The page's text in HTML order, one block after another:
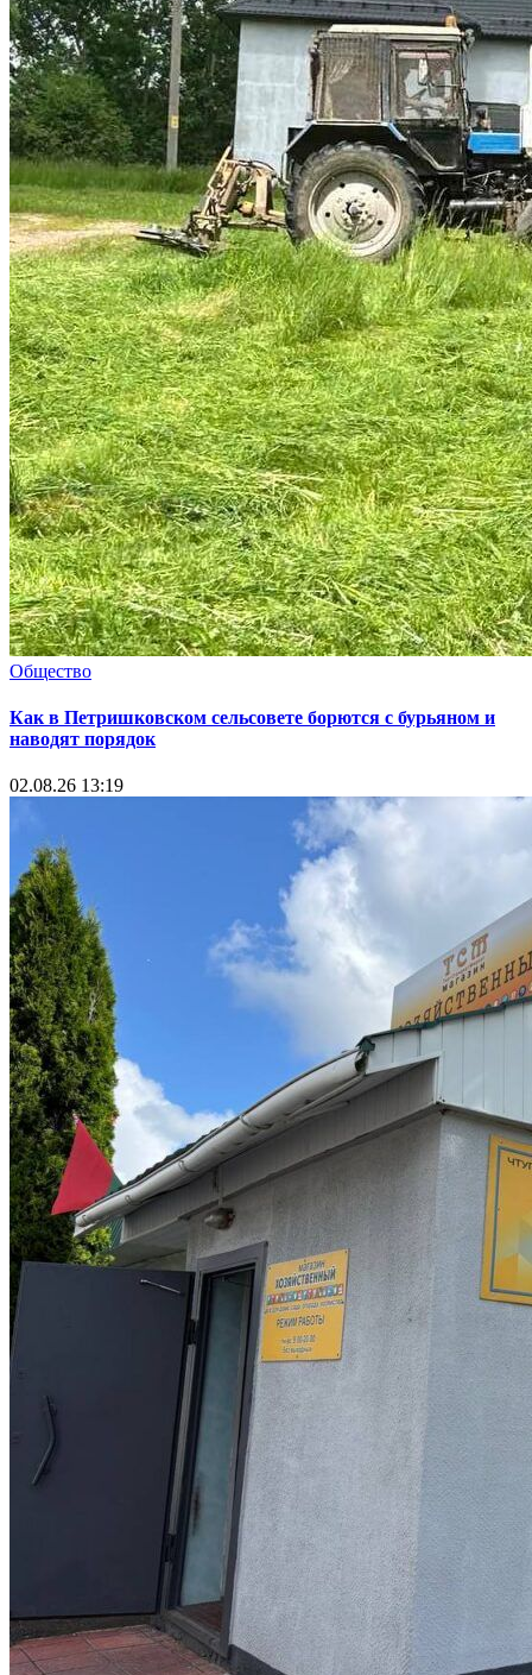
Общество
Как в Петришковском сельсовете борются с бурьяном и
наводят порядок
02.08.26 13:19